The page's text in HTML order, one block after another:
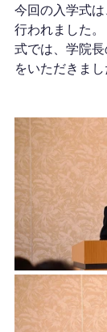
今回の入学式
行われました。
式では、学院
をいただきまし